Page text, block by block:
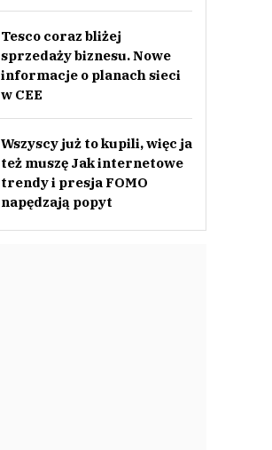
Tesco coraz bliżej
sprzedaży biznesu. Nowe
informacje o planach sieci
w CEE
Wszyscy już to kupili, więc ja
też muszę Jak internetowe
trendy i presja FOMO
napędzają popyt